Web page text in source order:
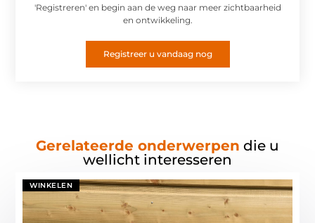
'Registreren' en begin aan de weg naar meer zichtbaarheid
en ontwikkeling.
Registreer u vandaag nog
Gerelateerde onderwerpen die u
wellicht interesseren
WINKELEN